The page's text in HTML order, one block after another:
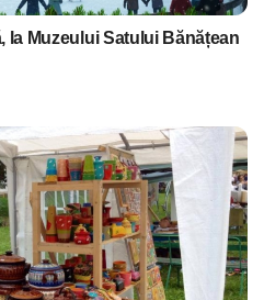
la Muzeului Satului Bănățean